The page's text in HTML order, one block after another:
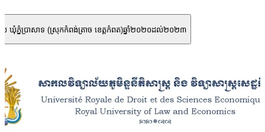
ាល ឃុំភ្នំប្រាសាទ (ស្រុកកំពង់ត្រាច ខេត្តកំពត)ឆ្នាំ២០២០ដល់២០២៣